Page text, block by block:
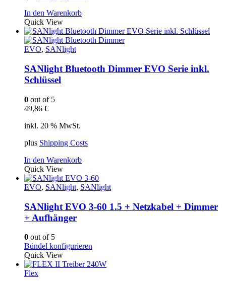
In den Warenkorb
Quick View
EVO, SANlight
SANlight Bluetooth Dimmer EVO Serie inkl.
Schlüssel
0 out of 5
49,86 €
inkl. 20 % MwSt.
plus Shipping Costs
In den Warenkorb
Quick View
EVO, SANlight, SANlight
SANlight EVO 3-60 1.5 + Netzkabel + Dimmer
+ Aufhänger
0 out of 5
Bündel konfigurieren
Quick View
Flex